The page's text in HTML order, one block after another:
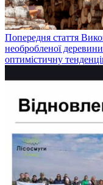
Попередня стаття
необробленої
оптимістичну